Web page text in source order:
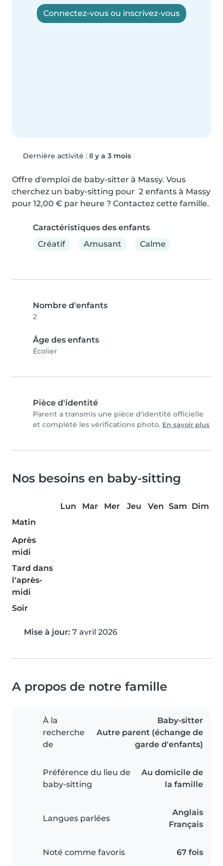
Connectez-vous ou inscrivez-vous
Dernière activité : Il y a 3 mois
Offre d'emploi de baby-sitter à Massy. Vous
cherchez un baby-sitting pour  2 enfants à Massy
pour 12,00 € par heure ? Contactez cette famille.
Caractéristiques des enfants
Créatif
Amusant Calme
Nombre d'enfants
2
Âge des enfants
Écolier
Pièce d'identité
Parent a transmis une pièce d'identité officielle
et complété les vérifications photo. En savoir plus
Nos besoins en baby-sitting
Lun Mar Mer Jeu Ven Sam Dim
Matin
Après
midi
Tard dans
l'après-
midi
Soir
Mise à jour: 7 avril 2026
A propos de notre famille
À la
recherche
de
Baby-sitter
Autre parent (échange de
garde d'enfants)
Préférence du lieu de
baby-sitting
Au domicile de
la famille
Langues parlées
Anglais
Français
Noté comme favoris 67 fois